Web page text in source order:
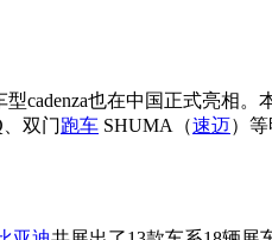
型cadenza也在中国正式亮相。
双门跑车 SHUMA（速迈）